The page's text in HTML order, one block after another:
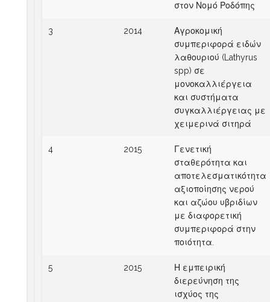
στον Νομό Ροδόπης
3 2014
Αγροκομική
συμπεριφορά ειδών
λαθουριού (Lathyrus
spp) σε
μονοκαλλιέργεια
και συστήματα
συγκαλλιέργειας με
χειμερινά σιτηρά
4 2015
Γενετική
σταθερότητα και
αποτελεσματικότητα
αξιοποίησης νερού
και αζώου υβριδίων
με διαφορετική
συμπεριφορά στην
ποιότητα.
5 2015
Η εμπειρική
διερεύνηση της
ισχύος της